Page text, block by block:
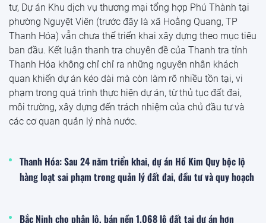
tư, Dự án Khu dịch vụ thương mại tổng hợp Phú Thành tại
phường Nguyệt Viên (trước đây là xã Hoằng Quang, TP
Thanh Hóa) vẫn chưa thể triển khai xây dựng theo mục tiêu
ban đầu. Kết luận thanh tra chuyên đề của Thanh tra tỉnh
Thanh Hóa không chỉ chỉ ra những nguyên nhân khách
quan khiến dự án kéo dài mà còn làm rõ nhiều tồn tại, vi
phạm trong quá trình thực hiện dự án, từ thủ tục đất đai,
môi trường, xây dựng đến trách nhiệm của chủ đầu tư và
các cơ quan quản lý nhà nước.
Thanh Hóa: Sau 24 năm triển khai, dự án Hồ Kim Quy bộc lộ
hàng loạt sai phạm trong quản lý đất đai, đầu tư và quy hoạch
Bắc Ninh cho phân lô, bán nền 1.068 lô đất tại dự án hơn